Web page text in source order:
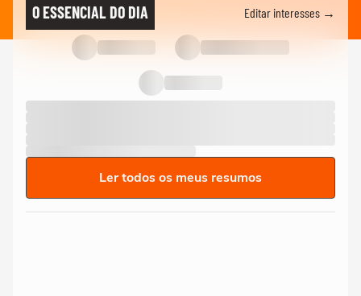
O ESSENCIAL DO DIA Editar interesses →
Ler todos os meus resumos